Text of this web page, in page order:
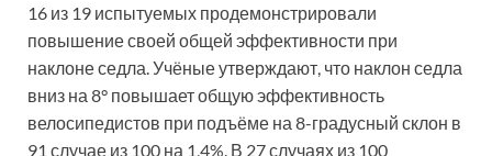
16 из 19 испытуемых продемонстрировали
повышение своей общей эффективности при
наклоне седла. Учёные утверждают, что наклон седла
вниз на 8° повышает общую эффективность
велосипедистов при подъёме на 8-градусный склон в
91 случае из 100 на 1,4%. В 27 случаях из 100